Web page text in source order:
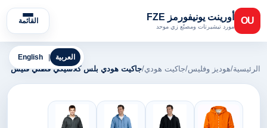
OU أورينت يونيفورمز FZE
مورد تيشيرتات ومصنّع زي موحد
القائمة
English العربية
الرئيسية/هوديز وفليس/جاكيت هودي/جاكيت هودي بلس كلاسيكي قطني فليس